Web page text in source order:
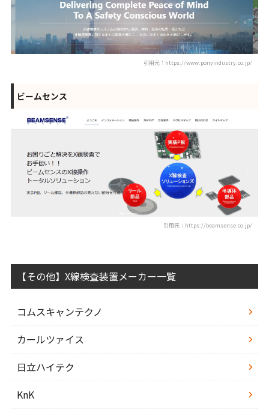
引用元：https://www.ponyindustry.co.jp/
ビームセンス
引用元：https://beamsense.co.jp/
【その他】X線検査装置メーカー一覧
コムスキャンテクノ
カールツァイス
日立ハイテク
KnK